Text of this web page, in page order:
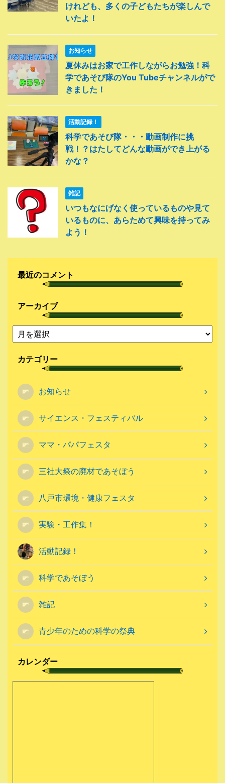
けれども、多くの子どもたちが楽しんで
いたよ！
お知らせ
夏休みはお家で工作しながらお勉強！科
学であそび隊のYou Tubeチャンネルがで
きました！
活動記録！
科学であそび隊・・・動画制作に挑
戦！？はたしてどんな動画ができ上がる
かな？
雑記
いつもなにげなく使っているものや見て
いるものに、あらためて興味を持ってみ
よう！
最近のコメント
アーカイブ
カテゴリー
お知らせ
サイエンス・フェスティバル
ママ・パパフェスタ
三社大祭の廃材であそぼう
八戸市環境・健康フェスタ
実験・工作集！
活動記録！
科学であそぼう
雑記
青少年のための科学の祭典
カレンダー